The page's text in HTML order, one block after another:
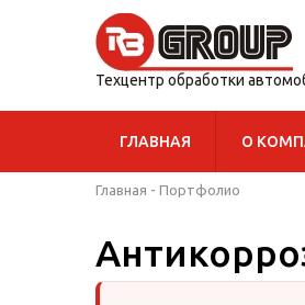
Техцентр обработки
ГЛАВНАЯ О
Главная - Портфолио